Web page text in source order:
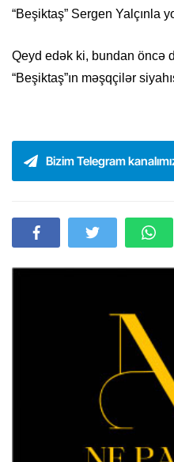
“Beşiktaş” Sergen Yalçınla
Qeyd edək ki, bundan öncə
“Beşiktaş”ın məşqçilər
Bizim Telegram